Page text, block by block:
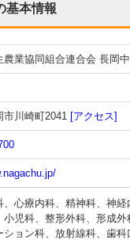
基本情報
農業協同組合連合会 長岡
市川崎町2041 [アクセス]
、 心療内科、 精神科、 神経
小児科、 整形外科、 形成外
ション科、 放射線科、 歯科